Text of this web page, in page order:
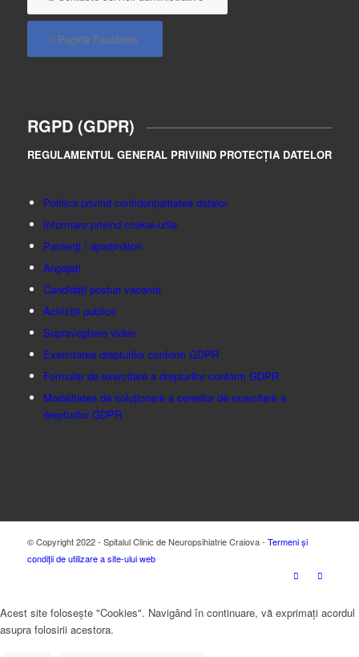
Pagină Facebook
RGPD (GDPR)
REGULAMENTUL GENERAL PRIVIIND PROTECȚIA DATELOR
Politica privind confidențialitatea datelor
Informare privind cookie-urile
Pacienți / aparținători
Angajați
Candidați posturi vacante
Achiziții publice
Supraveghere video
Exercitarea drepturilor conform GDPR
Formular de exercitare a drepturilor conform GDPR
Modalitatea de soluționare a cererilor de exercitare a
drepturilor GDPR
© Copyright 2022 - Spitalul Clinic de Neuropsihiatrie Craiova - Termeni și
condiții de utilizare a site-ului web
Acest site folosește "Cookies". Navigând în continuare, vă exprimați acordul
asupra folosirii acestora.